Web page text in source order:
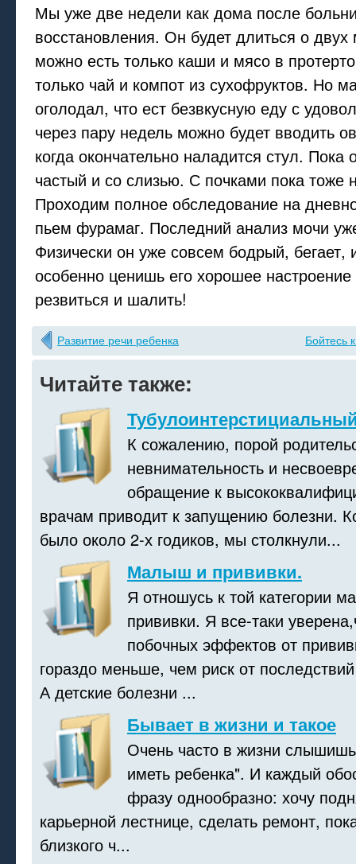
Мы уже две недели как дома после
восстановления. Он будет длиться о
можно есть только каши и мясо в
только чай и компот из сухофруктов. Но
оголодал, что ест безвкусную еду с
через пару недель можно будет вводить
когда окончательно наладится стул. Пока
частый и со слизью. С почками пока тоже
Проходим полное обследование на
пьем фурамаг. Последний анализ мочи
Физически он уже совсем бодрый, бегает,
особенно ценишь его хорошее
резвиться и шалить!
Развитие речи ребенка Бойтесь
Читайте также:
К сожалению, порой
невнимательность и
обращение к
врачам приводит к запущению болезни.
было около 2-х годиков, мы столкнули...
Малыш и прививки.
Я отношусь к той категории
прививки. Я все-таки
побочных эффектов от
гораздо меньше, чем риск от
А детские болезни ...
Бывает в жизни и такое
Очень часто в жизни
иметь ребенка". И каждый
фразу однообразно: хочу
карьерной лестнице, сделать ремонт,
близкого ч...